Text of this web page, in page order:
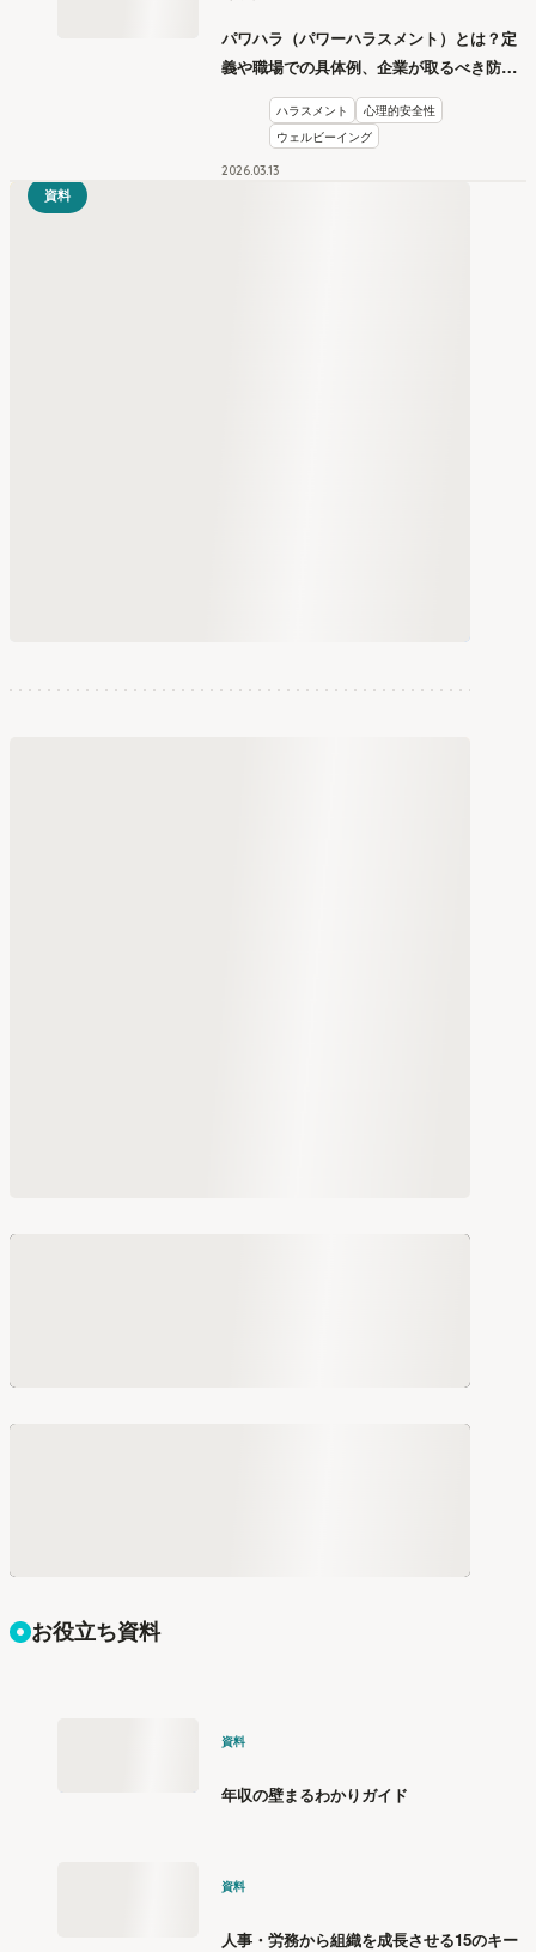
パワハラ（パワーハラスメント）とは？定
義や職場での具体例、企業が取るべき防止
措置を学ぶ
ハラスメント
心理的安全性
ウェルビーイング
2026.0313
資料
お役立ち資料
資料
年収の壁まるわかりガイド
資料
人事・労務から組織を成長させる15のキー